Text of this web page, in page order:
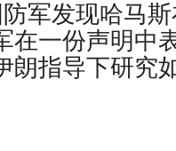
军发现哈马
一份声明中
朗指导下研究